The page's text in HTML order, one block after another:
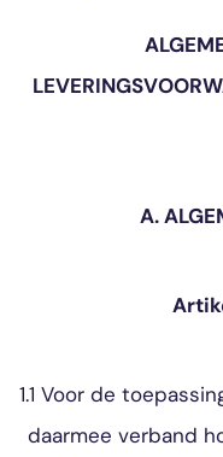
A.
1.1 Voor de
daarmee verband